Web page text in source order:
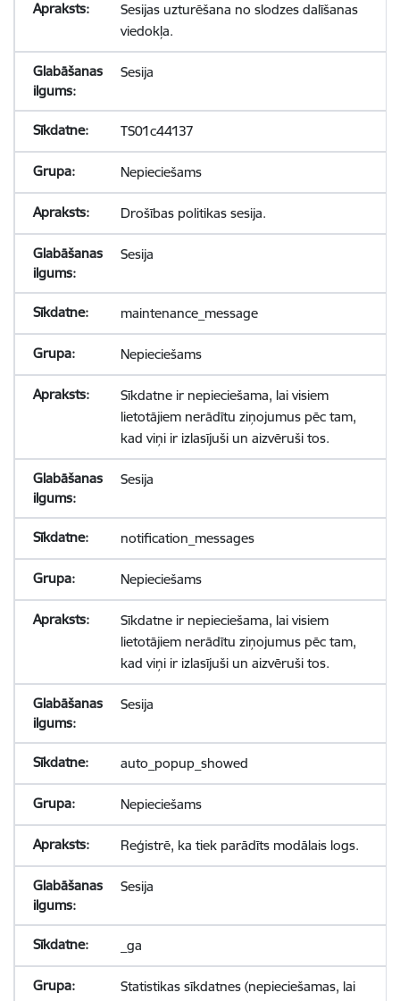
Sesijas uzturēšana no slodzes dalīšanas
viedokļa.
Sesija
TS01c44137
Nepieciešams
Drošības politikas sesija.
Sesija
maintenance_message
Nepieciešams
Sīkdatne ir nepieciešama, lai visiem
lietotājiem nerādītu ziņojumus pēc tam,
kad viņi ir izlasījuši un aizvēruši tos.
Sesija
notification_messages
Nepieciešams
Sīkdatne ir nepieciešama, lai visiem
lietotājiem nerādītu ziņojumus pēc tam,
kad viņi ir izlasījuši un aizvēruši tos.
Sesija
auto_popup_showed
Nepieciešams
Reģistrē, ka tiek parādīts modālais logs.
Sesija
_ga
Statistikas sīkdatnes (nepieciešamas, lai